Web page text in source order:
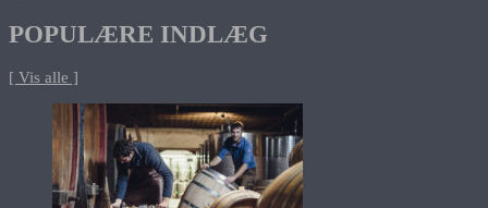
POPULÆRE INDLÆG
[ Vis alle ]